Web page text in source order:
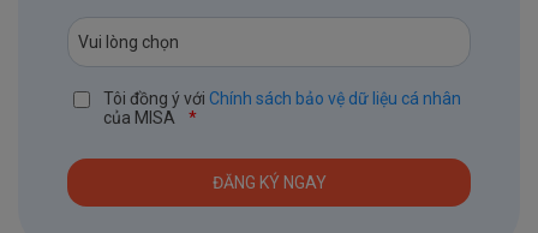
Tôi đồng ý với Chính sách bảo vệ dữ liệu cá nhân
của MISA
*